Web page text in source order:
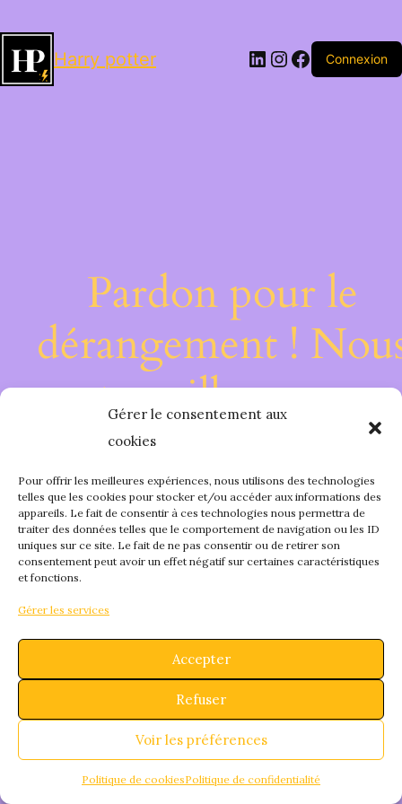
Gérer le consentement aux
cookies
Pour offrir les meilleures expériences, nous utilisons des technologies
telles que les cookies pour stocker et/ou accéder aux informations des
appareils. Le fait de consentir à ces technologies nous permettra de
traiter des données telles que le comportement de navigation ou les ID
uniques sur ce site. Le fait de ne pas consentir ou de retirer son
consentement peut avoir un effet négatif sur certaines caractéristiques
et fonctions.
Gérer les services
Accepter
Refuser
Voir les préférences
Politique de cookiesPolitique de confidentialité
Harry potter LinkedIn
Instagram
Facebook
Connexion
Pardon pour le
dérangement !
travaillons sur
quelque chose de
fantastique –
bientôt !